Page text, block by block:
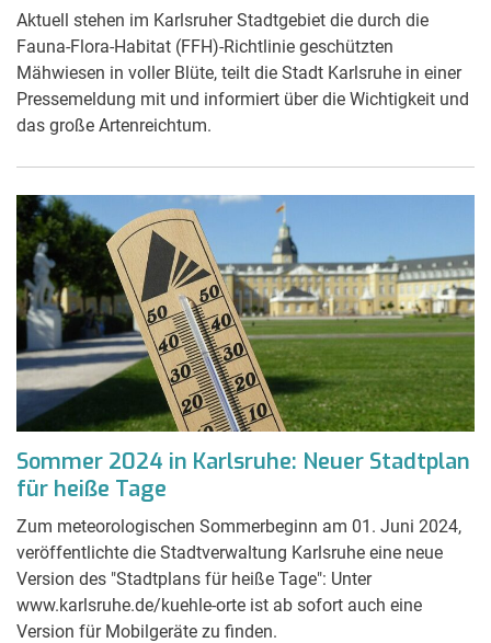
Aktuell stehen im Karlsruher Stadtgebiet die durch die
Fauna-Flora-Habitat (FFH)-Richtlinie geschützten
Mähwiesen in voller Blüte, teilt die Stadt Karlsruhe in einer
Pressemeldung mit und informiert über die Wichtigkeit und
das große Artenreichtum.
Sommer 2024 in Karlsruhe: Neuer Stadtplan
für heiße Tage
Zum meteorologischen Sommerbeginn am 01. Juni 2024,
veröffentlichte die Stadtverwaltung Karlsruhe eine neue
Version des "Stadtplans für heiße Tage": Unter
www.karlsruhe.de/kuehle-orte ist ab sofort auch eine
Version für Mobilgeräte zu finden.